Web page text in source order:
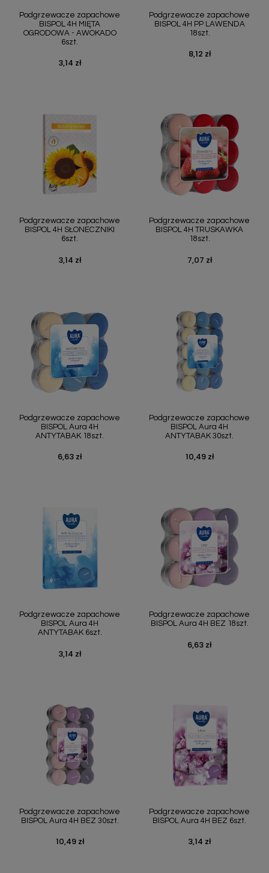
Podgrzewacze zapachowe
BISPOL 4H MIĘTA
OGRODOWA - AWOKADO
6szt.
Cena
3,14 zł
Podgrzewacze zapachowe
BISPOL 4H PP LAWENDA
18szt.
Cena
8,12 zł
Podgrzewacze zapachowe
BISPOL 4H SŁONECZNIKI
6szt.
Cena
3,14 zł
Podgrzewacze zapachowe
BISPOL 4H TRUSKAWKA
18szt.
Cena
7,07 zł
Podgrzewacze zapachowe
BISPOL Aura 4H
ANTYTABAK 18szt.
Cena
6,63 zł
Podgrzewacze zapachowe
BISPOL Aura 4H
ANTYTABAK 30szt.
Cena
10,49 zł
Podgrzewacze zapachowe
BISPOL Aura 4H
ANTYTABAK 6szt.
Cena
3,14 zł
Podgrzewacze zapachowe
BISPOL Aura 4H BEZ 18szt.
Cena
6,63 zł
Podgrzewacze zapachowe
BISPOL Aura 4H BEZ 30szt.
Cena
10,49 zł
Podgrzewacze zapachowe
BISPOL Aura 4H BEZ 6szt.
Cena
3,14 zł